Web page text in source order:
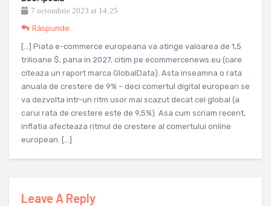
7 octombrie 2023 at 14:25
Răspunde
[…] Piata e-commerce europeana va atinge valoarea de 1,5
trilioane $, pana in 2027, citim pe ecommercenews.eu (care
citeaza un raport marca GlobalData). Asta inseamna o rata
anuala de crestere de 9% – deci comertul digital european se
va dezvolta intr-un ritm usor mai scazut decat cel global (a
carui rata de crestere este de 9,5%). Asa cum scriam recent,
inflatia afecteaza ritmul de crestere al comertului online
european. […]
Leave A Reply